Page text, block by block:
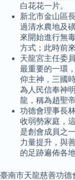
白花花一片。
新北市金山區
過清水農地及
來開始進行無
方式；此時前
天龍宮主任委
最重要的一環
仰主神，三國
為人民信奉神
龍，稱為趙聖帝
功德會理事長
收弱勢家庭，
是創會成員之
力量提升，與
的足跡遍佈各地
臺南市天龍慈善功德